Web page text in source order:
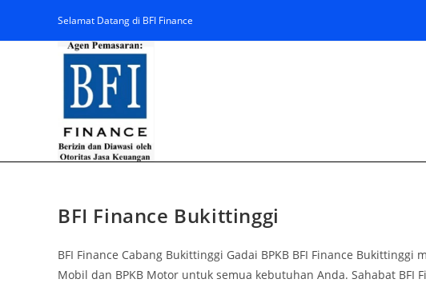
Selamat Datang di BFI Finance
BFI Finance Bukittinggi
BFI Finance Cabang Bukittinggi Gadai BPKB BFI Finance
Mobil dan BPKB Motor untuk semua kebutuhan Anda. Sahabat